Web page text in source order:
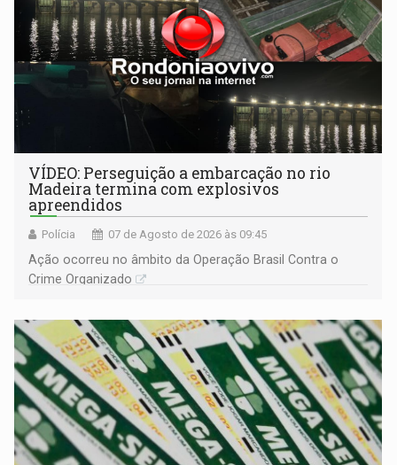
VÍDEO: Perseguição a embarcação no rio
Madeira termina com explosivos
apreendidos
Polícia 07 de Agosto de 2026 às 09:45
Ação ocorreu no âmbito da Operação Brasil Contra o
Crime Organizado